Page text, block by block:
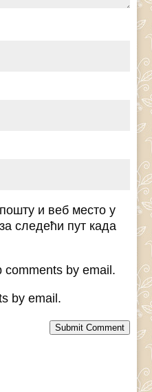
и веб место у
следећи пут када
comments by email.
by email.
Submit Comment